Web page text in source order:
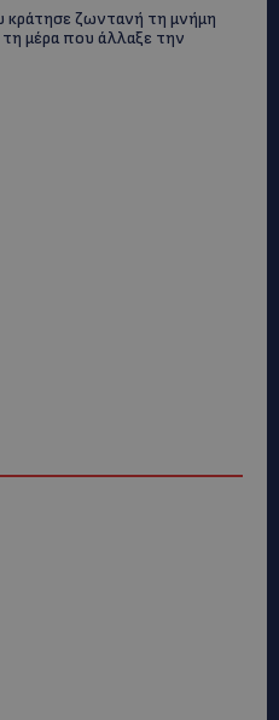
κράτησε ζωντανή τη μνήμη
μέρα που άλλαξε την